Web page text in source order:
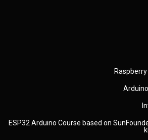
ESP32 Arduino Course based on